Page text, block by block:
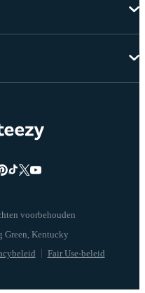
voorbehouden
Fair Use-beleid